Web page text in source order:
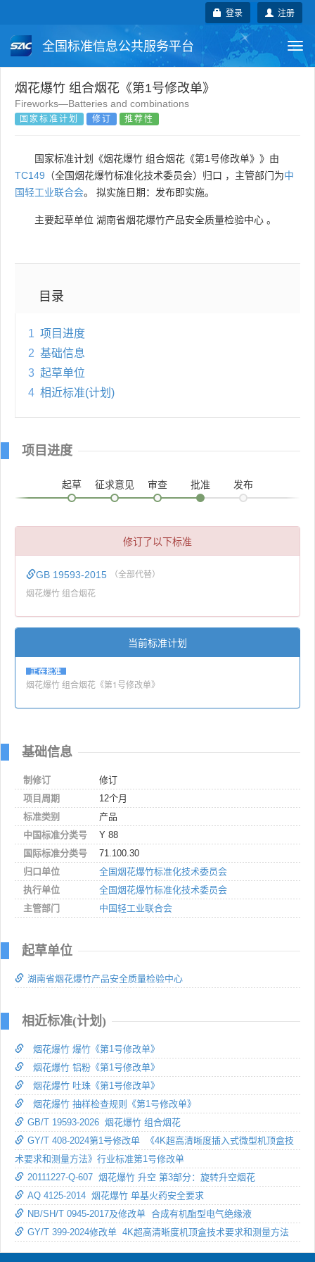
注册
登录
全国标准信息公共服务平台
国家标准 行业标准
团体标准 企业标准
国外标准 技术委员会
烟花爆竹 组合烟花《第1号修改单》
Fireworks—Batteries and combinations
国家标准计划 修订 推荐性
国家标准计划《烟花爆竹 组合烟花《第1号修改单》》由
TC149 （全国烟花爆竹标准化技术委员会）归口 ，主管部门为中
国轻工业联合会。 拟实施日期：发布即实施。
主要起草单位 湖南省烟花爆竹产品安全质量检验中心 。
目录
1 项目进度
2 基础信息
3 起草单位
4 相近标准(计划)
项目进度
起草 征求意见 审查 批准 发布
修订了以下标准
GB 19593-2015 （全部代替）
烟花爆竹 组合烟花
当前标准计划
正在批准
烟花爆竹 组合烟花《第1号修改单》
基础信息
制修订
修订
项目周期
12个月
标准类别
产品
中国标准分类号
Y 88
国际标准分类号
71.100.30
归口单位
全国烟花爆竹标准化技术委员会
执行单位
全国烟花爆竹标准化技术委员会
主管部门
中国轻工业联合会
起草单位
湖南省烟花爆竹产品安全质量检验中心
相近标准(计划)
烟花爆竹 爆竹《第1号修改单》
烟花爆竹 铝粉《第1号修改单》
烟花爆竹 吐珠《第1号修改单》
烟花爆竹 抽样检查规则《第1号修改单》
GB/T 19593-2026 烟花爆竹 组合烟花
GY/T 408-2024第1号修改单 《4K超高清晰度插入式微型机顶盒技
术要求和测量方法》行业标准第1号修改单
20111227-Q-607 烟花爆竹 升空 第3部分：旋转升空烟花
AQ 4125-2014 烟花爆竹 单基火药安全要求
NB/SH/T 0945-2017及修改单 合成有机酯型电气绝缘液
GY/T 399-2024修改单 4K超高清晰度机顶盒技术要求和测量方法